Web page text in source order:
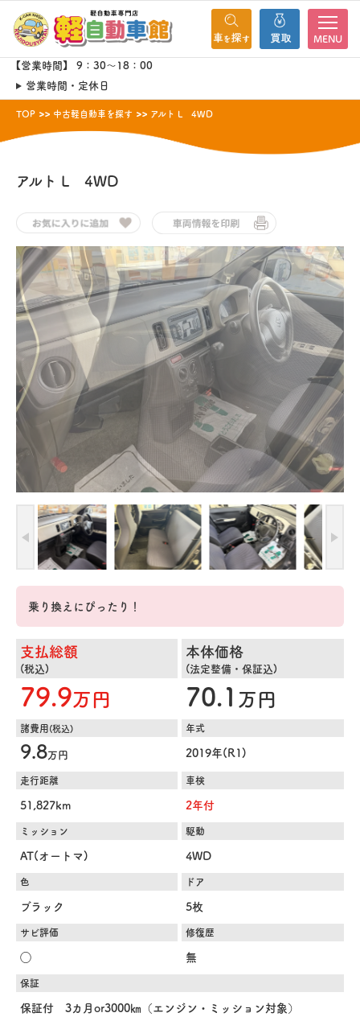
MENU
【営業時間】 9：30～18：00
営業時間・定休日
TOP 中古軽自動車を探す アルト L 4WD
アルト L 4WD
乗り換えにぴったり！
支払総額
(税込)
79.9万円
本体価格
(法定整備・保証込)
70.1 万円
諸費用(税込)
9.8万円
年式
2019年(R1)
走行距離
51,827km
車検
2年付
ミッション
AT(オートマ)
駆動
4WD
色
ブラック
ドア
5枚
サビ評価
◯
修復歴
無
保証
保証付 3カ月or3000㎞（エンジン・ミッション対象）